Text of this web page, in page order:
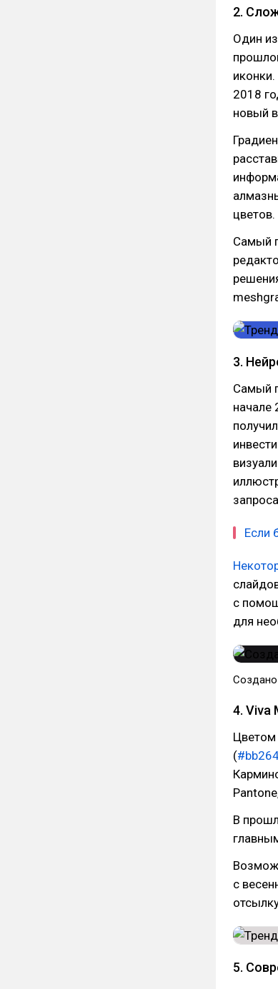
2.
Один
2018
новый
цветов.
Самый
3.
Самый
начале
Если
с
для
Создано
4. Viva
Цветом
(
В
с
5.